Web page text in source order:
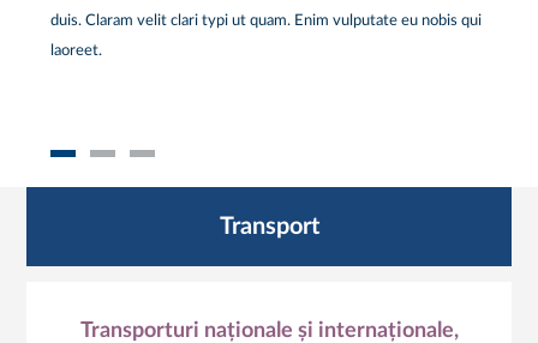
duis. Claram velit clari typi ut quam. Enim vulputate eu nobis qui
laoreet.
Transport
Transporturi naționale și internaționale,